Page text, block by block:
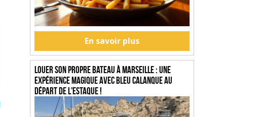
En savoir plus
Louer son propre bateau à Marseille : une
expérience magique avec Bleu Calanque au
départ de l'Estaque !